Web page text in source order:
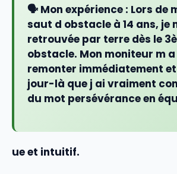
🗣️ Mon expérience : Lors de
saut d obstacle à 14 ans, je
retrouvée par terre dès le
obstacle. Mon moniteur m
remonter immédiatement
jour-là que j ai vraiment
du mot persévérance en
ue et intuitif.